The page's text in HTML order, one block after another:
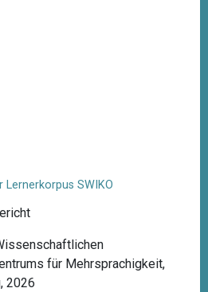
Lernerkorpus SWIKO
für Mehrsprachigkeit,
2026